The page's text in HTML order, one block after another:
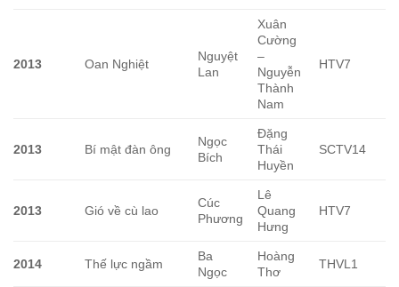
2013 Oan Nghiệt
Nguyệt
Lan
Xuân
Cường
–
Nguyễn
Thành
Nam
HTV7
2013 Bí mật đàn ông
Ngọc
Bích
Đặng
Thái
Huyền
SCTV14
2013 Gió về cù lao
Cúc
Phương
Lê
Quang
Hưng
HTV7
2014 Thế lực ngầm
Ba
Ngọc
Hoàng
Thơ
THVL1